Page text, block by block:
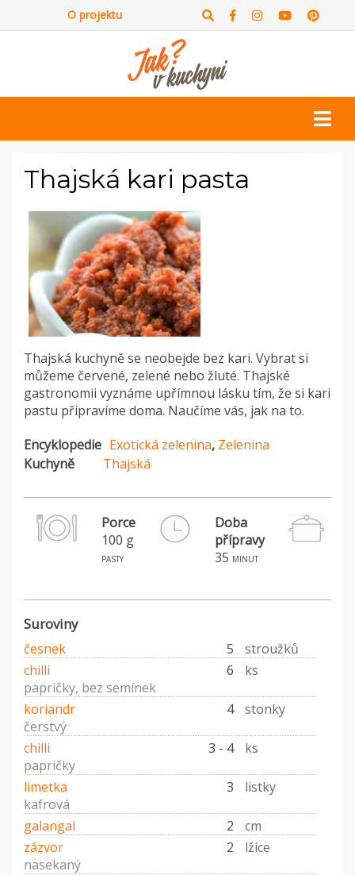
O projektu
Thajská kari pasta
Thajská kuchyně se neobejde bez kari. Vybrat si
můžeme červené, zelené nebo žluté. Thajské
gastronomii vyznáme upřímnou lásku tím, že si kari
pastu připravíme doma. Naučíme vás, jak na to.
Encyklopedie Exotická zelenina, Zelenina
Kuchyně
Thajská
Porce
100 g
pasty
Doba
přípravy
35 minut
Suroviny
česnek 5
stroužků
chilli
6
ks
papričky, bez semínek
koriandr
4
stonky
čerstvý
chilli
3 - 4
ks
papričky
limetka
3
listky
kafrová
galangal
2
cm
zázvor
2
lžíce
nasekaný